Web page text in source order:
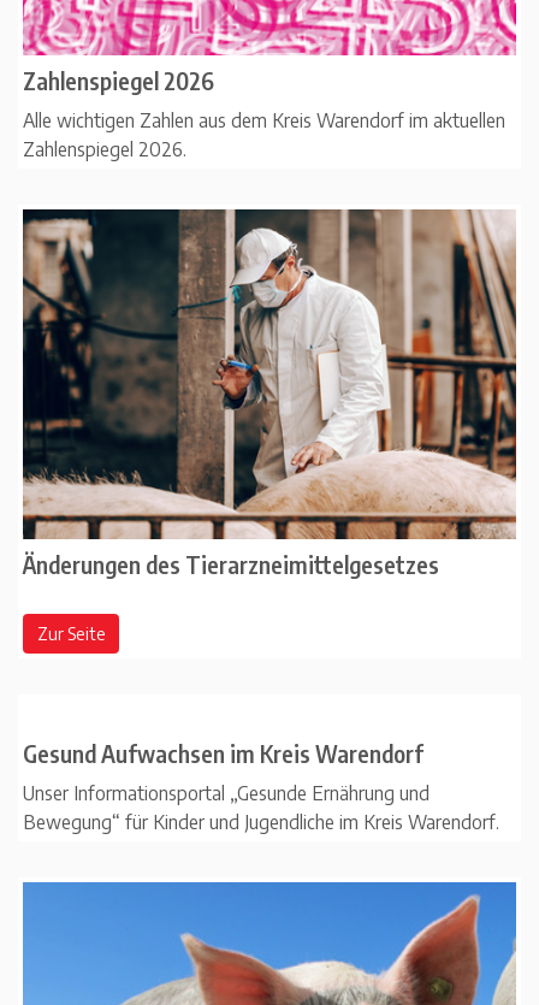
Zahlenspiegel 2026
Alle wichtigen Zahlen aus dem Kreis Warendorf im aktuellen
Zahlenspiegel 2026.
Änderungen des Tierarzneimittelgesetzes
Zur Seite
Gesund Aufwachsen im Kreis Warendorf
Unser Informationsportal „Gesunde Ernährung und
Bewegung“ für Kinder und Jugendliche im Kreis Warendorf.